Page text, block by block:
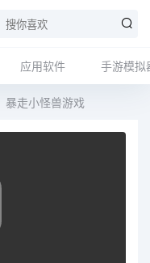
应用软件 手游模拟
暴走小怪兽游戏